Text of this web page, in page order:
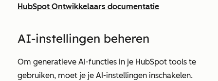
HubSpot Ontwikkelaars documentatie
AI-instellingen beheren
Om generatieve AI-functies in je HubSpot tools te
gebruiken, moet je je AI-instellingen inschakelen.